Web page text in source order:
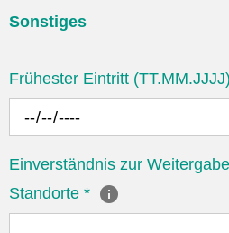
Sonstiges
Frühester Eintritt (TT.MM.JJJJ)
Einverständnis zur
Standorte *